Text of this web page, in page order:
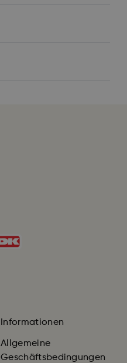
Informationen
Allgemeine
Geschäftsbedingungen